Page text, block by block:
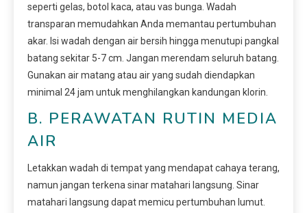
seperti gelas, botol kaca, atau vas bunga. Wadah
transparan memudahkan Anda memantau pertumbuhan
akar. Isi wadah dengan air bersih hingga menutupi pangkal
batang sekitar 5-7 cm. Jangan merendam seluruh batang.
Gunakan air matang atau air yang sudah diendapkan
minimal 24 jam untuk menghilangkan kandungan klorin.
B. PERAWATAN RUTIN MEDIA
AIR
Letakkan wadah di tempat yang mendapat cahaya terang,
namun jangan terkena sinar matahari langsung. Sinar
matahari langsung dapat memicu pertumbuhan lumut.